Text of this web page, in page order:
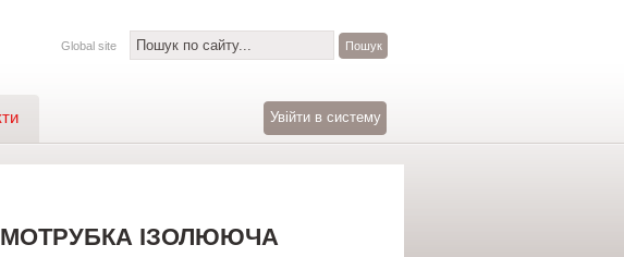
Global site
Увійти в систему
ІЗОЛЮЮЧА